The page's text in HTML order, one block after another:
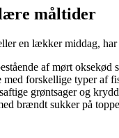
måltider
en lækker middag,
af mørt oksekød
med forskellige typer af
grøntsager og
brændt sukker på